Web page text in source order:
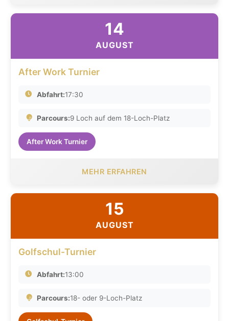
14
AUGUST
After Work Turnier
Abfahrt:17:30
Parcours:9 Loch auf dem 18-Loch-Platz
After Work Turnier
MEHR ERFAHREN
15
AUGUST
Golfschul-Turnier
Abfahrt:13:00
Parcours:18- oder 9-Loch-Platz